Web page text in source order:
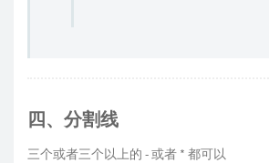
四、分割线
三个或者三个以上的 - 或者 * 都可以